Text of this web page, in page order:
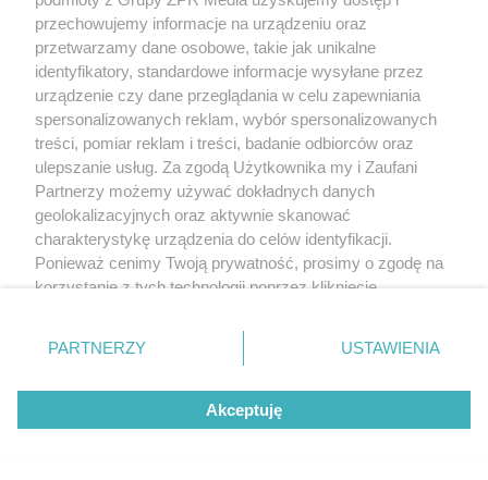
przechowujemy informacje na urządzeniu oraz
przetwarzamy dane osobowe, takie jak unikalne
identyfikatory, standardowe informacje wysyłane przez
urządzenie czy dane przeglądania w celu zapewniania
spersonalizowanych reklam, wybór spersonalizowanych
treści, pomiar reklam i treści, badanie odbiorców oraz
ulepszanie usług. Za zgodą Użytkownika my i Zaufani
Partnerzy możemy używać dokładnych danych
geolokalizacyjnych oraz aktywnie skanować
charakterystykę urządzenia do celów identyfikacji.
Ponieważ cenimy Twoją prywatność, prosimy o zgodę na
korzystanie z tych technologii poprzez kliknięcie
zmienić/wycofać klikając przycisk ustawień prywatności
znajdujący się w lewym dolnym rogu strony
rodzaje przetwarzania danych nie wymagają zgody
użytkownika, ale masz prawo sprzeciwić się takiemu
przetwarzaniu. Preferencje będą miały zastosowanie tylko
PARTNERZY USTAWIENIA
Akceptuję